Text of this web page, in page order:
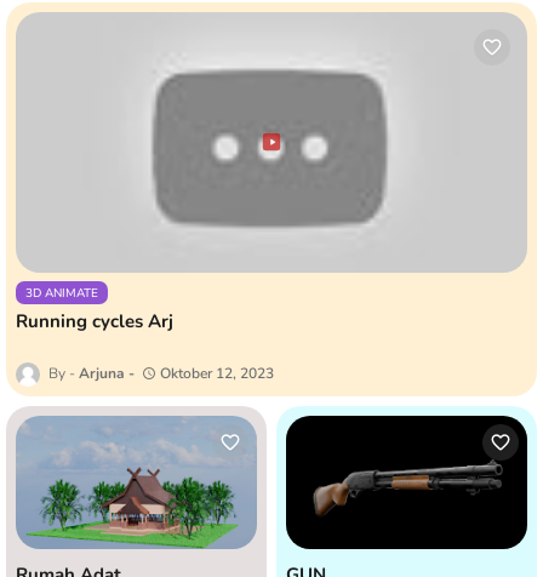
3D ANIMATE
Running cycles Arj
Arjuna Oktober 12, 2023